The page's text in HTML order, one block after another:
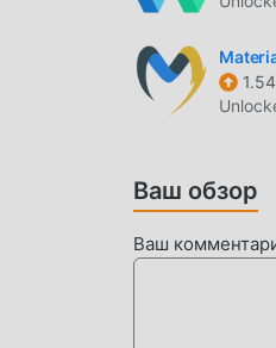
СКАЧАТЬ
Просто
бесплатную
другие
1.54
Ваш обзор
Ваш